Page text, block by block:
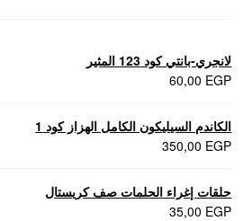
لانجري-بانتي كود 123 المثير
60,00 EGP
الكاندم السيليكون الكامل الهزاز كود 1
350,00 EGP
حلقات إغراء الحلمات صف كريستال
35,00 EGP